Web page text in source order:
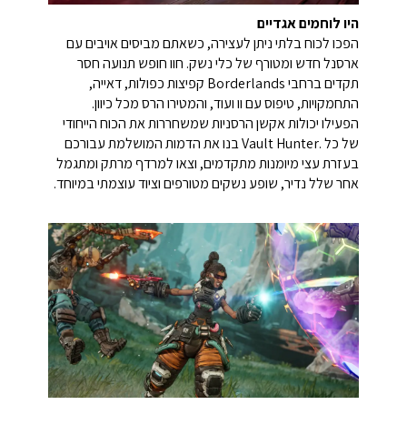
היו לוחמים אגדיים
הפכו לכוח בלתי ניתן לעצירה, כשאתם מביסים אויבים עם
ארסנל חדש ומטורף של כלי נשק. חוו חופש תנועה חסר
תקדים ברחבי Borderlands קפיצות כפולות, דאייה,
התחמקויות, טיפוס עם וו ועוד, והמטירו הרס מכל כיוון.
הפעילו יכולות אקשן הרסניות שמשחררות את הכוח הייחודי
של כל .Vault Hunter בנו את הדמות המושלמת עבורכם
בעזרת עצי מיומנות מתקדמים, וצאו למרדף מרתק ומתגמל
אחר שלל נדיר, שופע נשקים מטורפים וציוד עוצמתי במיוחד.